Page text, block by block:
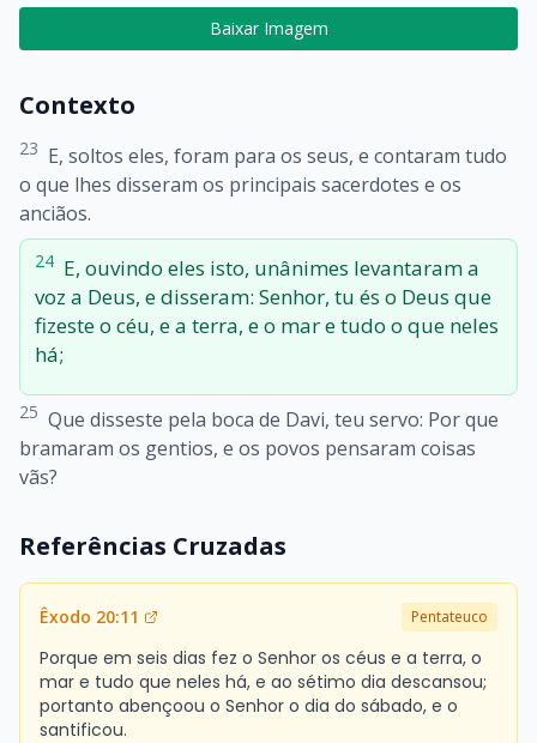
Baixar Imagem
Contexto
23 E, soltos eles, foram para os seus, e contaram tudo
o que lhes disseram os principais sacerdotes e os
anciãos.
24 E, ouvindo eles isto, unânimes levantaram a
voz a Deus, e disseram: Senhor, tu és o Deus que
fizeste o céu, e a terra, e o mar e tudo o que neles
há;
25 Que disseste pela boca de Davi, teu servo: Por que
bramaram os gentios, e os povos pensaram coisas
vãs?
Referências Cruzadas
Êxodo 20:11 Pentateuco
Porque em seis dias fez o Senhor os céus e a terra, o
mar e tudo que neles há, e ao sétimo dia descansou;
portanto abençoou o Senhor o dia do sábado, e o
santificou.